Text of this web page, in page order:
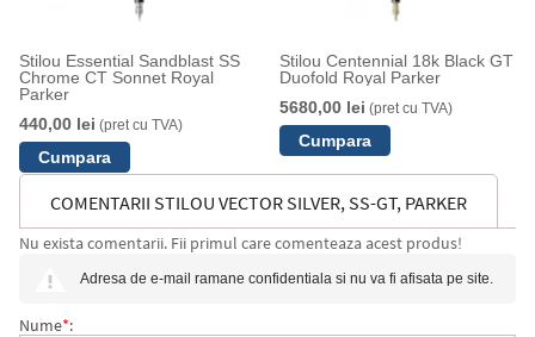
Stilou Essential Sandblast SS
Chrome CT Sonnet Royal
Parker
440,00 lei (pret cu TVA)
Stilou Centennial 18k Black GT
Duofold Royal Parker
5680,00 lei (pret cu TVA)
COMENTARII STILOU VECTOR SILVER, SS-GT, PARKER
Nu exista comentarii. Fii primul care comenteaza acest produs!
Adresa de e-mail ramane confidentiala si nu va fi afisata pe site.
Nume*: